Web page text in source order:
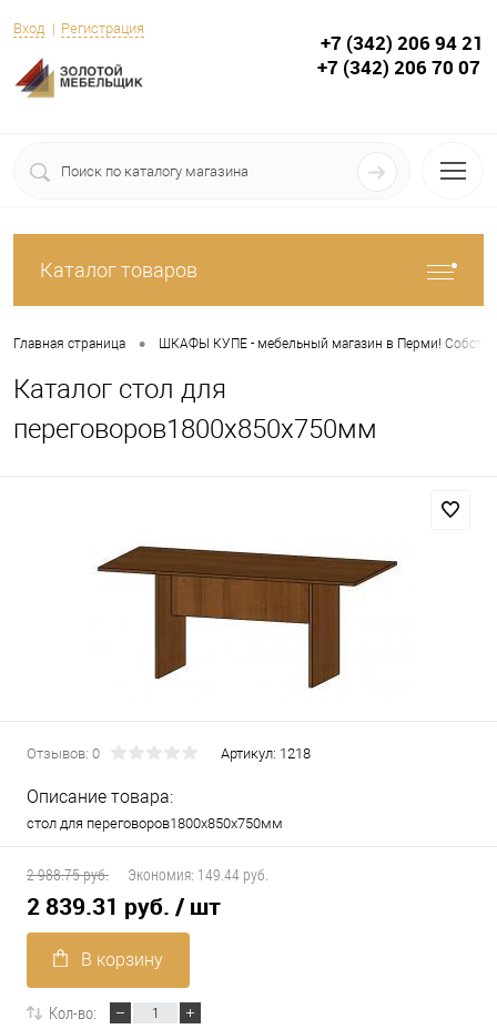
Вход Регистрация
+7 (342) 206 94 21
+7 (342) 206 70 07
Каталог товаров
Главная страница • ШКАФЫ КУПЕ - мебельный магазин в Перми!
Каталог стол для
переговоров1800х850х750мм
Отзывов: 0 Артикул: 1218
Описание товара:
стол для переговоров1800х850х750мм
2 988.75 руб. Экономия: 149.44 руб.
2 839.31 руб. / шт
В корзину
Кол-во: